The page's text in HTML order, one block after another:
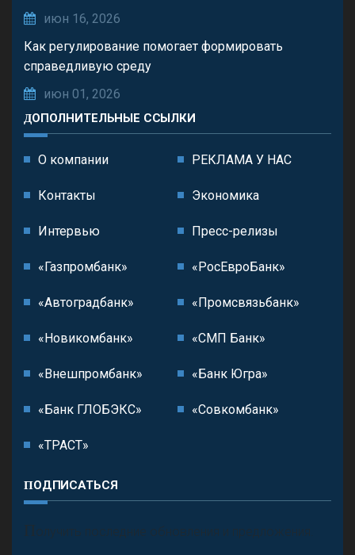
июн 16, 2026
Как регулирование помогает формировать
справедливую среду
июн 01, 2026
ДОПОЛНИТЕЛЬНЫЕ ССЫЛКИ
О компании РЕКЛАМА У НАС
Контакты Экономика
Интервью Пресс-релизы
«Газпромбанк» «РосЕвроБанк»
«Автоградбанк» «Промсвязьбанк»
«Новикомбанк» «СМП Банк»
«Внешпромбанк» «Банк Югра»
«Банк ГЛОБЭКС» «Совкомбанк»
«ТРАСТ»
ПОДПИСАТЬСЯ
П олучить последние обновления и предложения.